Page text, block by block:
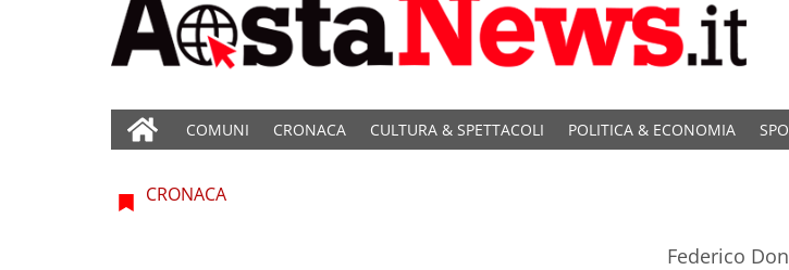
COMUNI CRONACA CULTURA & SPETTACOLI POLITICA & ECONOMIA
CRONACA
Federico